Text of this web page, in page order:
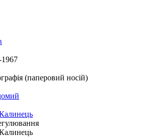
1967
(паперовий носій)